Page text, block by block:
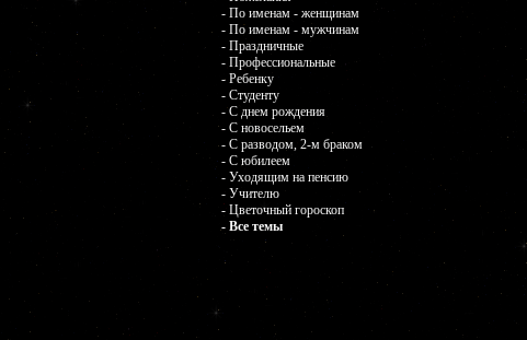
- По именам - женщинам
- По именам - мужчинам
- Праздничные
- Профессиональные
- Ребенку
- Студенту
- С днем рождения
- С новосельем
- С разводом, 2-м браком
- С юбилеем
- Уходящим на пенсию
- Учителю
- Цветочный гороскоп
- Все темы